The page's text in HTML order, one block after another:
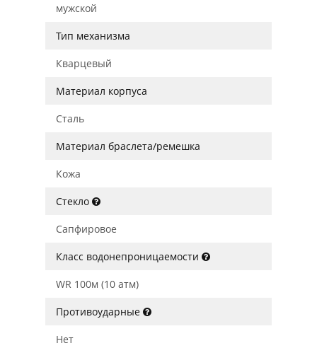
мужской
Тип механизма
Кварцевый
Материал корпуса
Сталь
Материал браслета/ремешка
Кожа
Стекло
Сапфировое
Класс водонепроницаемости
WR 100м (10 атм)
Противоударные
Нет